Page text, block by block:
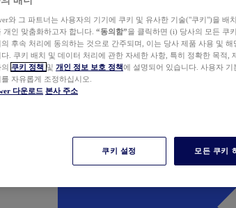
와 그 파트너는 사용자의 기기에 쿠키 및 유사한 기술("쿠키")을 배
개인 맞춤화하고자 합니다. “동의함”을 클릭하면 (i) 당사의 모든 쿠
의 후속 처리에 동의하는 것으로 간주되며, 이는 당사 제품 사용 및
다. 쿠키 배치 및 데이터 처리에 관한 자세한 사항, 특히 정확한 목적,
쿠키 정책 및 개인 정보 보호 정책에 설명되어 있습니다. 사용자
자유롭게 조정하십시오.
다운로드 본사 주소
쿠키 설정 모든 쿠키